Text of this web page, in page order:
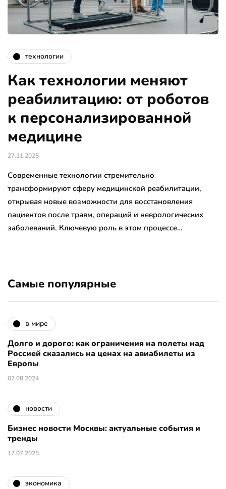
технологии
Как технологии меняют
реабилитацию: от роботов
к персонализированной
медицине
27.11.2025
Современные технологии стремительно
трансформируют сферу медицинской реабилитации,
открывая новые возможности для восстановления
пациентов после травм, операций и неврологических
заболеваний. Ключевую роль в этом процессе…
Самые популярные
в мире
Долго и дорого: как ограничения на полеты над
Россией сказались на ценах на авиабилеты из
Европы
07.08.2024
новости
Бизнес новости Москвы: актуальные события и
тренды
17.07.2025
экономика